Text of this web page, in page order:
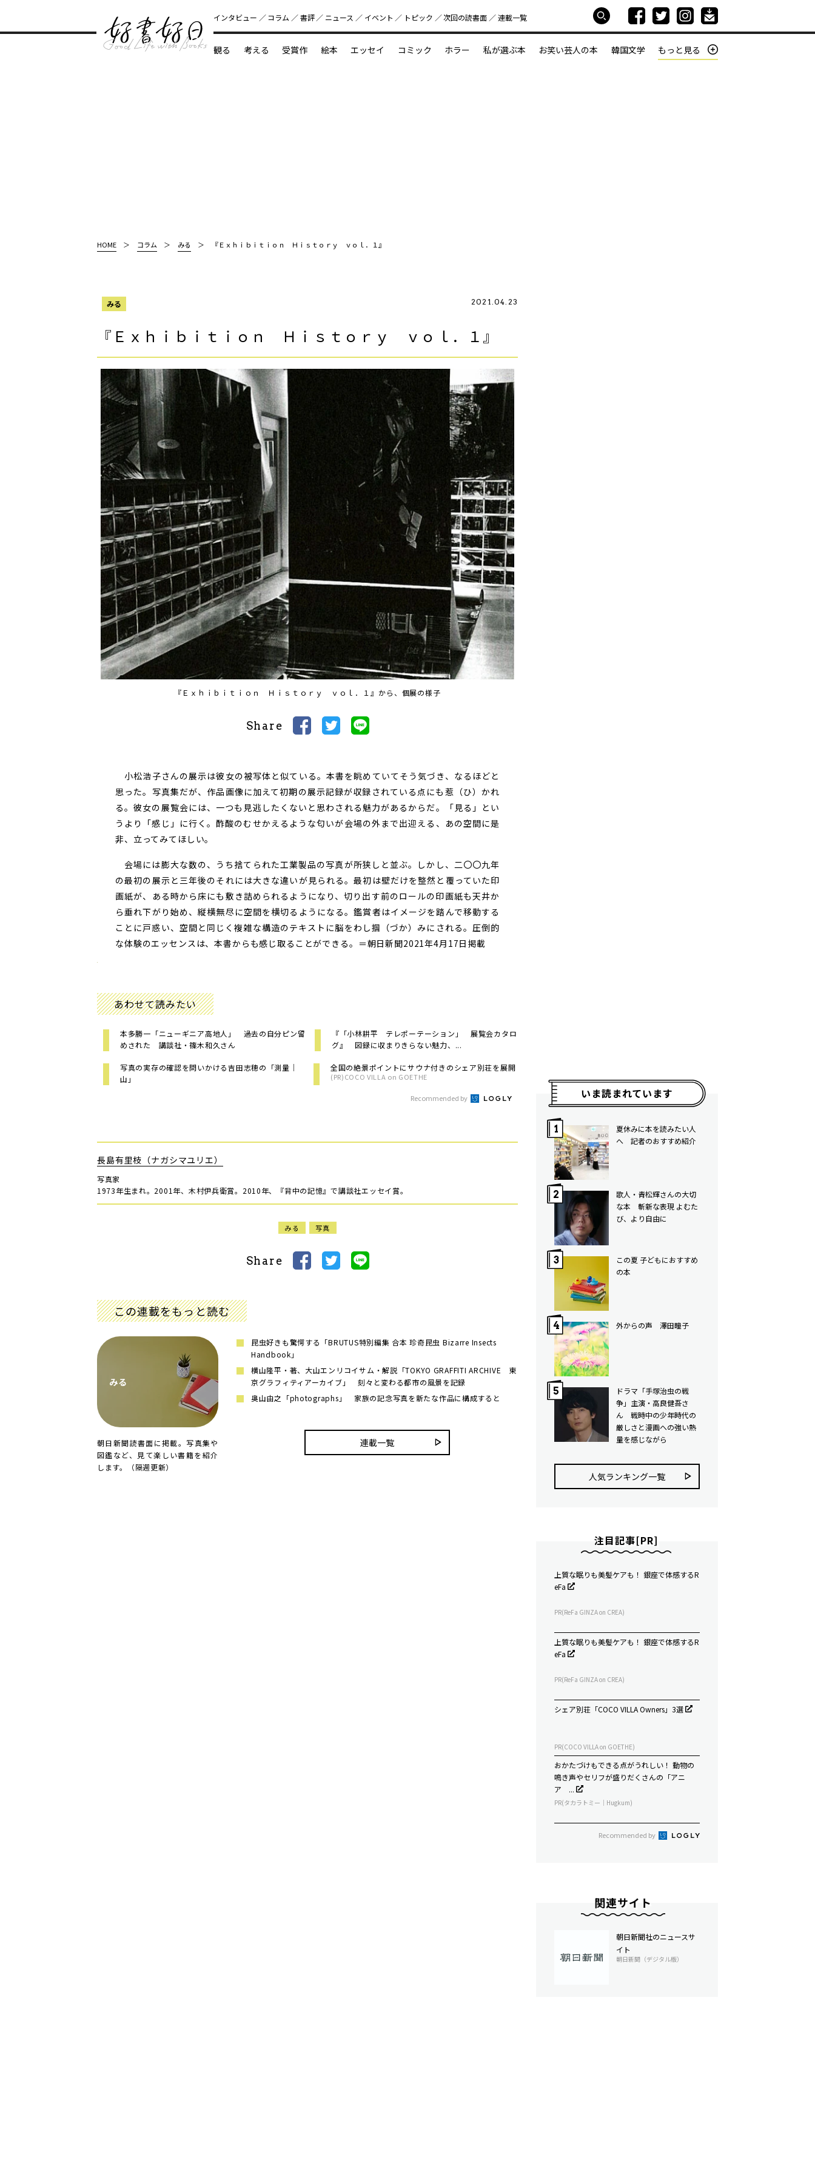
好書好日
インタビュー コラム 書評 ニュース イベント トピック 次回の読書⾯ 連載一覧
観る 考える 受賞作 絵本 エッセイ コミック ホラー 私が選ぶ本 お笑い芸人の本 韓国文学 もっと見る
HOME コラム みる 『Ｅｘｈｉｂｉｔｉｏｎ Ｈｉｓｔｏｒｙ ｖｏｌ．１』
みる 2021.04.23
『Ｅｘｈｉｂｉｔｉｏｎ Ｈｉｓｔｏｒｙ ｖｏｌ．１』
『Ｅｘｈｉｂｉｔｉｏｎ Ｈｉｓｔｏｒｙ ｖｏｌ．１』から、個展の様子
Share
小松浩子さんの展示は彼女の被写体と似ている。本書を眺めていてそう気づき、なるほどと
思った。写真集だが、作品画像に加えて初期の展示記録が収録されている点にも惹（ひ）かれ
る。彼女の展覧会には、一つも見逃したくないと思わされる魅力があるからだ。「見る」とい
うより「感じ」に行く。酢酸のむせかえるような匂いが会場の外まで出迎える、あの空間に是
非、立ってみてほしい。
会場には膨大な数の、うち捨てられた工業製品の写真が所狭しと並ぶ。しかし、二〇〇九年
の最初の展示と三年後のそれには大きな違いが見られる。最初は壁だけを整然と覆っていた印
画紙が、ある時から床にも敷き詰められるようになり、切り出す前のロールの印画紙も天井か
ら垂れ下がり始め、縦横無尽に空間を横切るようになる。鑑賞者はイメージを踏んで移動する
ことに戸惑い、空間と同じく複雑な構造のテキストに脳をわし掴（づか）みにされる。圧倒的
な体験のエッセンスは、本書からも感じ取ることができる。＝朝日新聞2021年4月17日掲載
あわせて読みたい
本多勝一「ニューギニア高地人」 過去の自分ピン留
めされた 講談社・篠木和久さん
『「小林耕平 テレポーテーション」 展覧会カタロ
グ』 図録に収まりきらない魅力、...
写真の実存の確認を問いかける吉田志穂の「測量｜
山」
全国の絶景ポイントにサウナ付きのシェア別荘を展開
(PR)COCO VILLA on GOETHE
Recommended by
長島有里枝（ナガシマユリエ）
写真家
1973年生まれ。2001年、木村伊兵衛賞。2010年、『背中の記憶』で講談社エッセイ賞。
みる 写真
Share
この連載をもっと読む
みる
朝日新聞読書面に掲載。写真集や
図鑑など、見て楽しい書籍を紹介
します。（隔週更新）
昆虫好きも驚愕する「BRUTUS特別編集 合本 珍奇昆虫 Bizarre Insects
Handbook」
横山隆平・著、大山エンリコイサム・解説「TOKYO GRAFFITI ARCHIVE 東
京グラフィティアーカイブ」 刻々と変わる都市の風景を記録
奥山由之「photographs」 家族の記念写真を新たな作品に構成すると
連載一覧
いま読まれています
夏休みに本を読みたい人
へ 記者のおすすめ紹介
歌人・青松輝さんの大切
な本 斬新な表現 よむた
び、より自由に
この夏 子どもにおすすめ
の本
外からの声 澤田瞳子
ドラマ「手塚治虫の戦
争」主演・高良健吾さ
ん 戦時中の少年時代の
厳しさと漫画への強い熱
量を感じながら
人気ランキング⼀覧
注目記事[PR]
上質な眠りも美髪ケアも！ 銀座で体感するR
eFa
PR(ReFa GINZA on CREA)
上質な眠りも美髪ケアも！ 銀座で体感するR
eFa
PR(ReFa GINZA on CREA)
シェア別荘「COCO VILLA Owners」3選
PR(COCO VILLA on GOETHE)
おかたづけもできる点がうれしい！ 動物の
鳴き声やセリフが盛りだくさんの「アニ
ア ...
PR(タカラトミー｜Hugkum)
Recommended by
関連サイト
朝日新聞社のニュースサ
イト
朝日新聞（デジタル版）